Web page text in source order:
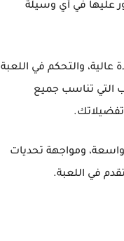
عليها في أي وسيلة
والتحكم في اللعبة
التي تناسب جميع
ومواجهة تحديات
في اللعبة.